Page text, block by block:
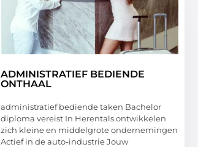
ADMINISTRATIEF BEDIENDE
ONTHAAL
administratief bediende taken Bachelor
diploma vereist In Herentals ontwikkelen
zich kleine en middelgrote ondernemingen
Actief in de auto-industrie Jouw